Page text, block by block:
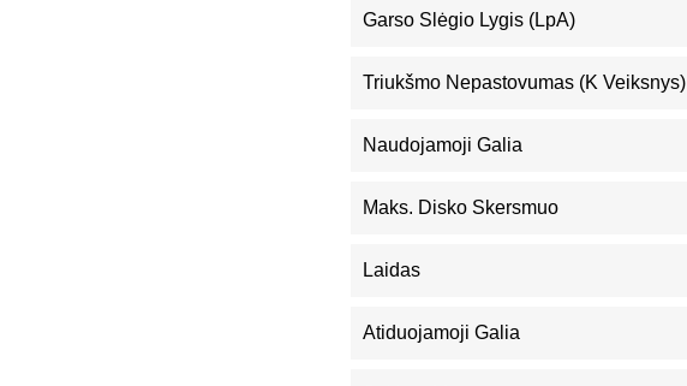
Garso Slėgio Lygis (LpA)
Triukšmo Nepastovumas (K Veiksnys)
Naudojamoji Galia
Maks. Disko Skersmuo
Laidas
Atiduojamoji Galia